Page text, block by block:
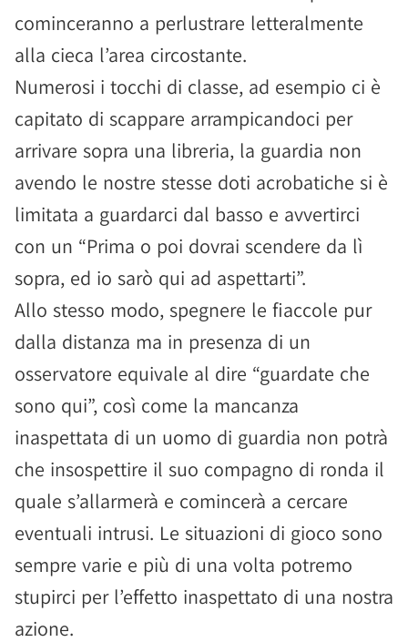
cominceranno a perlustrare letteralmente
alla cieca l’area circostante.
Numerosi i tocchi di classe, ad esempio ci è
capitato di scappare arrampicandoci per
arrivare sopra una libreria, la guardia non
avendo le nostre stesse doti acrobatiche si è
limitata a guardarci dal basso e avvertirci
con un “Prima o poi dovrai scendere da lì
sopra, ed io sarò qui ad aspettarti”.
Allo stesso modo, spegnere le fiaccole pur
dalla distanza ma in presenza di un
osservatore equivale al dire “guardate che
sono qui”, così come la mancanza
inaspettata di un uomo di guardia non potrà
che insospettire il suo compagno di ronda il
quale s’allarmerà e comincerà a cercare
eventuali intrusi. Le situazioni di gioco sono
sempre varie e più di una volta potremo
stupirci per l’effetto inaspettato di una nostra
azione.